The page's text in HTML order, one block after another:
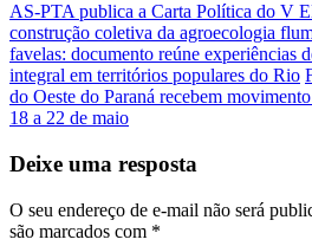
AS-PTA publica a Carta Política do V
construção coletiva da agroecologia
favelas: documento reúne experiências
integral em territórios populares do Rio
do Oeste do Paraná recebem
18 a 22 de maio
Deixe uma resposta
O seu endereço de e-mail não será
são marcados com *